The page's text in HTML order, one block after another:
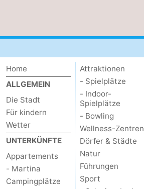
Home
ALLGEMEIN
Die Stadt
Für kindern
Wetter
UNTERKÜNFTE
Appartements
- Martina
Campingplätze
Attraktionen
- Spielplätze
- Indoor-
Spielplätze
- Bowling
Wellness-Zentren
Dörfer & Städte
Natur
Führungen
Sport